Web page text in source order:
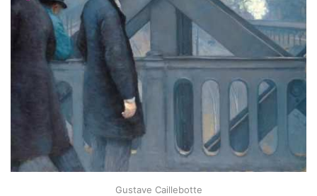
Gustave Caillebotte